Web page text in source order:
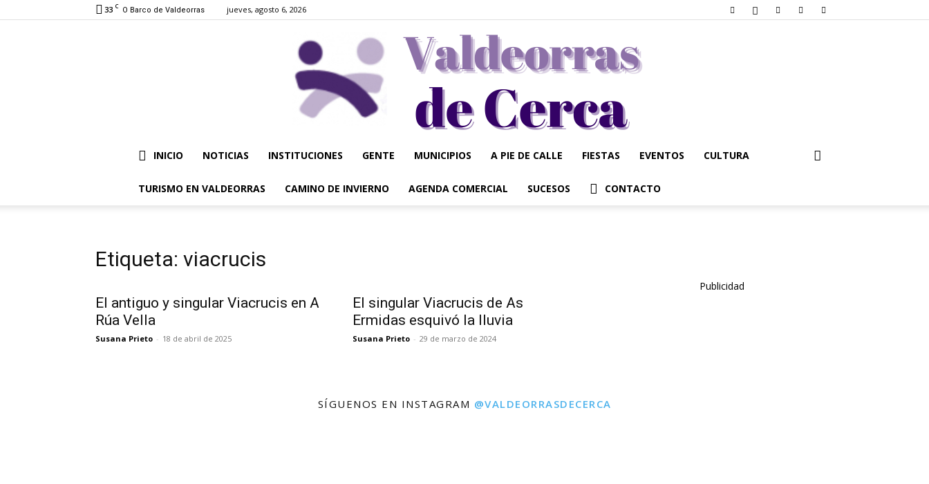
33 C O Barco de Valdeorras jueves, agosto 6, 2026
Valdeorrasdecerca
INICIO NOTICIAS INSTITUCIONES GENTE MUNICIPIOS A PIE DE CALLE FIESTAS EVENTOS CULTURA
TURISMO EN VALDEORRAS CAMINO DE INVIERNO AGENDA COMERCIAL SUCESOS CONTACTO
Etiqueta: viacrucis
El antiguo y singular Viacrucis en A
Rúa Vella
Susana Prieto - 18 de abril de 2025
El singular Viacrucis de As
Ermidas esquivó la lluvia
Susana Prieto - 29 de marzo de 2024
Publicidad
SÍGUENOS EN INSTAGRAM @VALDEORRASDECERCA